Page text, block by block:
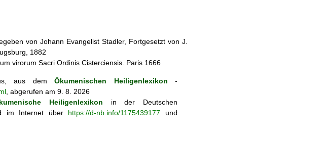
von Johann Evangelist Stadler, Fortgesetzt von J.
1882
virorum Sacri Ordinis Cisterciensis. Paris 1666
aus demÖkumenischen Heiligenlexikon -
, abgerufen am 9. 8. 2026
Heiligenlexikon in der Deutschen
im Internet über https://d-nb.info/1175439177 und